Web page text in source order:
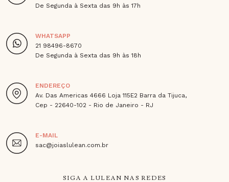
De Segunda à Sexta das 9h às 17h
WHATSAPP
21 98496-8670
De Segunda à Sexta das 9h às 18h
ENDEREÇO
Av. Das Americas 4666 Loja 115E2 Barra da Tijuca,
Cep - 22640-102 - Rio de Janeiro - RJ
E-MAIL
sac@joiaslulean.com.br
SIGA A LULEAN NAS REDES